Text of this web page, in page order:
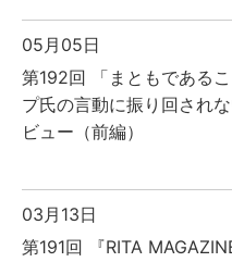
05月05日
第192回 「まともである
プ氏の言動に振り回され
ビュー（前編）
03月13日
第191回 『RITA